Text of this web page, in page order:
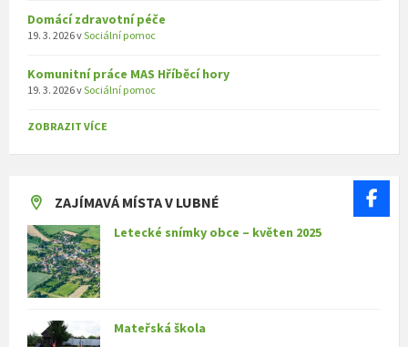
Domácí zdravotní péče
19. 3. 2026vSociální pomoc
Komunitní práce MAS Hříběcí hory
19. 3. 2026vSociální pomoc
ZOBRAZIT VÍCE
ZAJÍMAVÁ MÍSTA V LUBNÉ
Letecké snímky obce – květen 2025
Mateřská škola